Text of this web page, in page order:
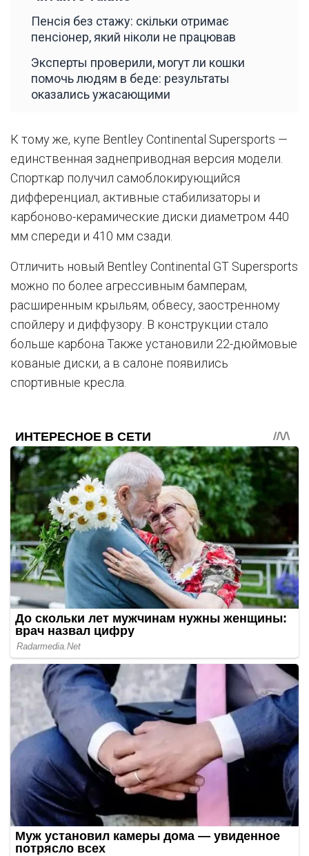
Пенсія без стажу: скільки отримає
пенсіонер, який ніколи не працював
Эксперты проверили, могут ли кошки
помочь людям в беде: результаты
оказались ужасающими
К тому же, купе Bentley Continental Supersports —
единственная заднеприводная версия модели.
Спорткар получил самоблокирующийся
дифференциал, активные стабилизаторы и
карбоново-керамические диски диаметром 440
мм спереди и 410 мм сзади.
Отличить новый Bentley Continental GT Supersports
можно по более агрессивным бамперам,
расширенным крыльям, обвесу, заостренному
спойлеру и диффузору. В конструкции стало
больше карбона Также установили 22-дюймовые
кованые диски, а в салоне появились
спортивные кресла.